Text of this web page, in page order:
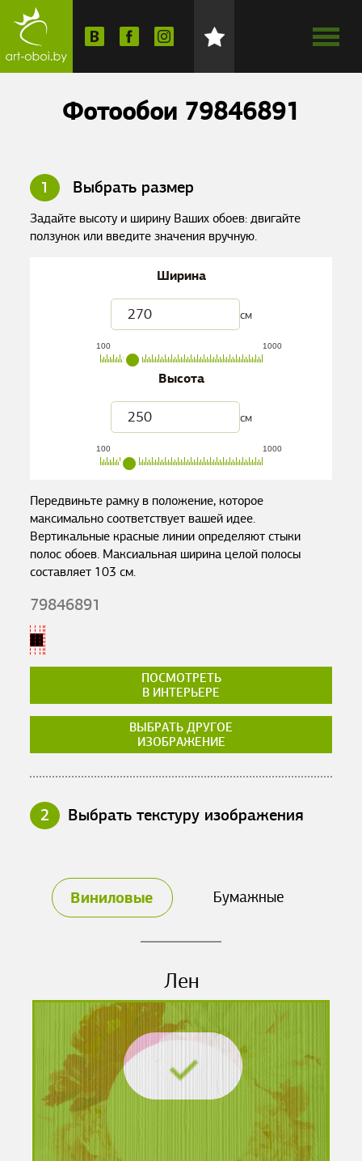
Фотообои 79846891
1 Выбрать размер
Задайте высоту и ширину Ваших обоев: двигайте
ползунок или введите значения вручную.
Ширина
см
100 1000
Высота
см
100 1000
Передвиньте рамку в положение, которое
максимально соответствует вашей идее.
Вертикальные красные линии определяют стыки
полос обоев. Максиальная ширина целой полосы
составляет 103 см.
79846891
ПОСМОТРЕТЬ
В ИНТЕРЬЕРЕ
ВЫБРАТЬ ДРУГОЕ
ИЗОБРАЖЕНИЕ
2 Выбрать текстуру изображения
Виниловые Бумажные
Лен